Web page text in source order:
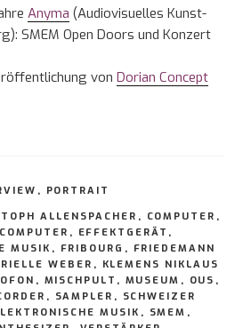
Anyma (Audiovisuelles Kunst-
SMEM Open Doors und Konzert
von Dorian Concept
, PORTRAIT
ALLENSPACHER , COMPUTER ,
, EFFEKTGERÄT ,
MUSIK , FRIBOURG , FRIEDEMANN
WEBER , KLEMENS NIKLAUS
, MISCHPULT , MUSEUM , OUS ,
, SAMPLER , SCHWEIZER
MUSIK , SMEM ,